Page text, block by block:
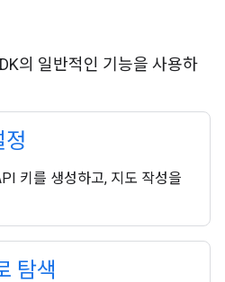
의 일반적인 기능을 사용하
키를 생성하고, 지도 작성을
탐색